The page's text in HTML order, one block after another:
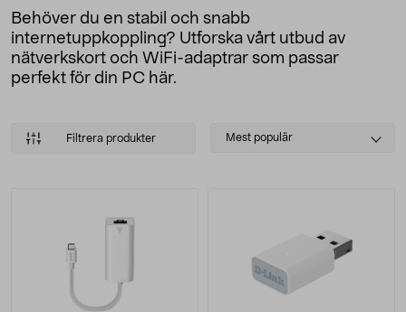
Behöver du en stabil och snabb
internetuppkoppling? Utforska vårt utbud av
nätverkskort och WiFi-adaptrar som passar
perfekt för din PC här.
Filtrera produkter
Select
Mest populär